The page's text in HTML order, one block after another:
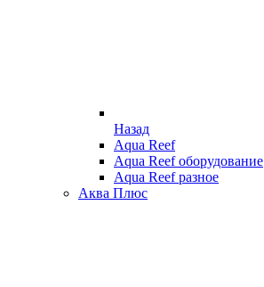
Назад
Aqua Reef
Aqua Reef оборудование
Aqua Reef разное
Аква Плюс